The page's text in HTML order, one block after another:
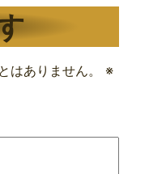
はありません。
※